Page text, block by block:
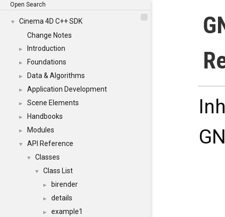
Open Search
▼
Cinema 4D C++ SDK
Change Notes
► Introduction
► Foundations
► Data & Algorithms
► Application Development
► Scene Elements
► Handbooks
► Modules
▼ API Reference
▼ Classes
▼ Class List
► birender
► details
► example1